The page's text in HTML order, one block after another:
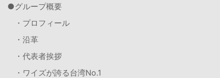
グループ概要
・プロフィール
・沿革
・代表者挨拶
・ワイズが誇る台湾No.1